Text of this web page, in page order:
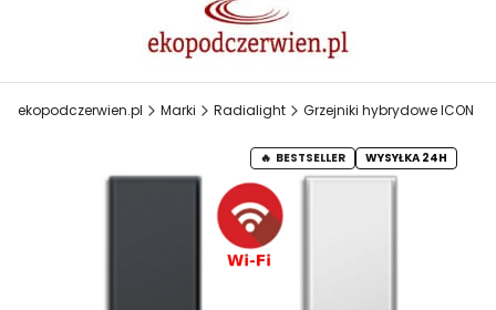
ekopodczerwien.pl Marki Radialight Grzejniki hybrydowe ICON
BESTSELLER WYSYŁKA 24H